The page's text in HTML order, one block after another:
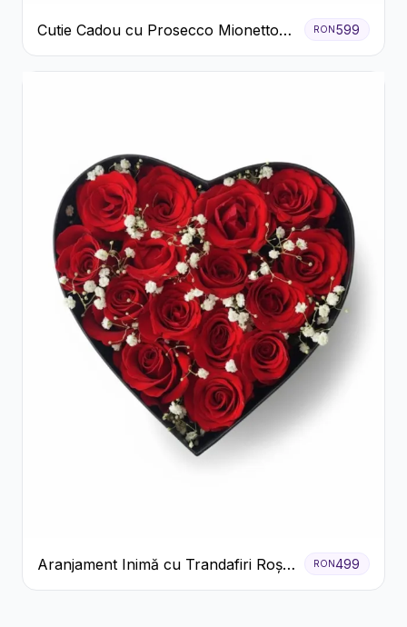
Cutie Cadou cu Prosecco Mionetto
Ferrero Rocher și Flori Pastelate
RON 599
Aranjament Inimă cu Trandafiri Roșii
și Floarea Miresei
RON499